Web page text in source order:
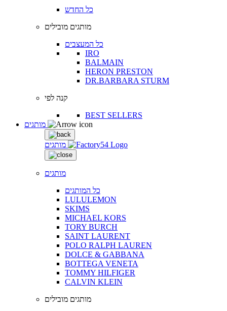
כל החדש
מותגים מובילים
כל המעצבים
IRO
BALMAIN
HERON PRESTON
DR.BARBARA STURM
קנה לפי
BEST SELLERS
מותגים
מותגים
כל המותגים
LULULEMON
SKIMS
MICHAEL KORS
TORY BURCH
SAINT LAURENT
POLO RALPH LAUREN
DOLCE & GABBANA
BOTTEGA VENETA
TOMMY HILFIGER
CALVIN KLEIN
מותגים מובילים